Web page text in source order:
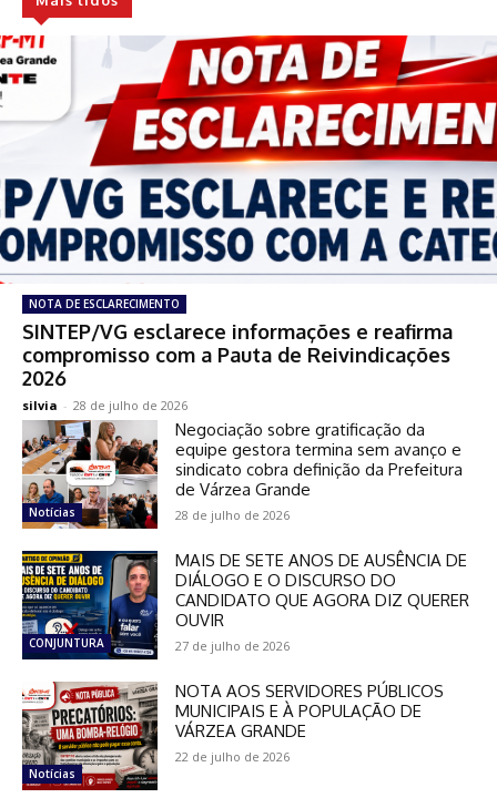
NOTA DE ESCLARECIMENTO
SINTEP/VG esclarece informações e reafirma
compromisso com a Pauta de Reivindicações
2026
silvia - 28 de julho de 2026
Notícias
Negociação sobre gratificação da
equipe gestora termina sem avanço e
sindicato cobra definição da Prefeitura
de Várzea Grande
28 de julho de 2026
CONJUNTURA
MAIS DE SETE ANOS DE AUSÊNCIA DE
DIÁLOGO E O DISCURSO DO
CANDIDATO QUE AGORA DIZ QUERER
OUVIR
27 de julho de 2026
Notícias
NOTA AOS SERVIDORES PÚBLICOS
MUNICIPAIS E À POPULAÇÃO DE
VÁRZEA GRANDE
22 de julho de 2026